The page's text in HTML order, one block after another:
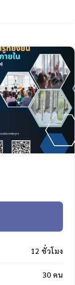
12 ชั่วโมง
30 คน